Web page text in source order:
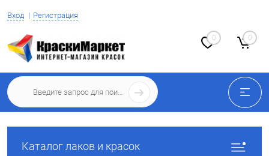
Вход Регистрация
0 0
Каталог лаков и красок